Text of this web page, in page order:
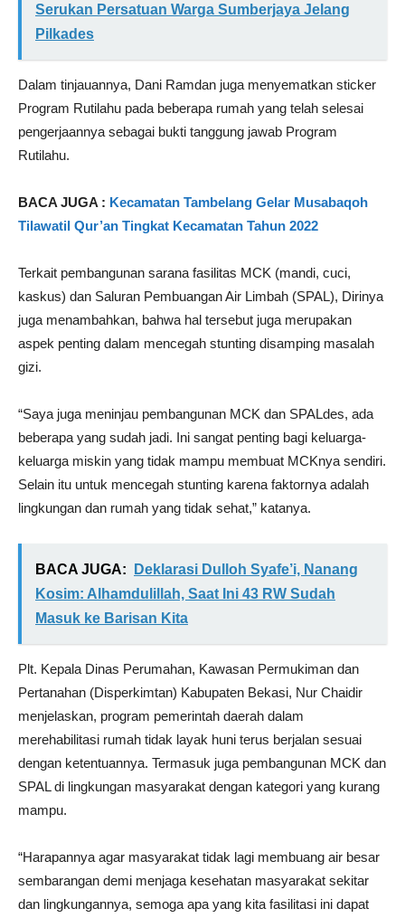
Serukan Persatuan Warga Sumberjaya Jelang
Pilkades
Dalam tinjauannya, Dani Ramdan juga menyematkan sticker
Program Rutilahu pada beberapa rumah yang telah selesai
pengerjaannya sebagai bukti tanggung jawab Program
Rutilahu.
BACA JUGA : Kecamatan Tambelang Gelar Musabaqoh
Tilawatil Qur’an Tingkat Kecamatan Tahun 2022
Terkait pembangunan sarana fasilitas MCK (mandi, cuci,
kaskus) dan Saluran Pembuangan Air Limbah (SPAL), Dirinya
juga menambahkan, bahwa hal tersebut juga merupakan
aspek penting dalam mencegah stunting disamping masalah
gizi.
“Saya juga meninjau pembangunan MCK dan SPALdes, ada
beberapa yang sudah jadi. Ini sangat penting bagi keluarga-
keluarga miskin yang tidak mampu membuat MCKnya sendiri.
Selain itu untuk mencegah stunting karena faktornya adalah
lingkungan dan rumah yang tidak sehat,” katanya.
BACA JUGA:
Deklarasi Dulloh Syafe’i, Nanang
Kosim: Alhamdulillah, Saat Ini 43 RW Sudah
Masuk ke Barisan Kita
Plt. Kepala Dinas Perumahan, Kawasan Permukiman dan
Pertanahan (Disperkimtan) Kabupaten Bekasi, Nur Chaidir
menjelaskan, program pemerintah daerah dalam
merehabilitasi rumah tidak layak huni terus berjalan sesuai
dengan ketentuannya. Termasuk juga pembangunan MCK dan
SPAL di lingkungan masyarakat dengan kategori yang kurang
mampu.
“Harapannya agar masyarakat tidak lagi membuang air besar
sembarangan demi menjaga kesehatan masyarakat sekitar
dan lingkungannya, semoga apa yang kita fasilitasi ini dapat